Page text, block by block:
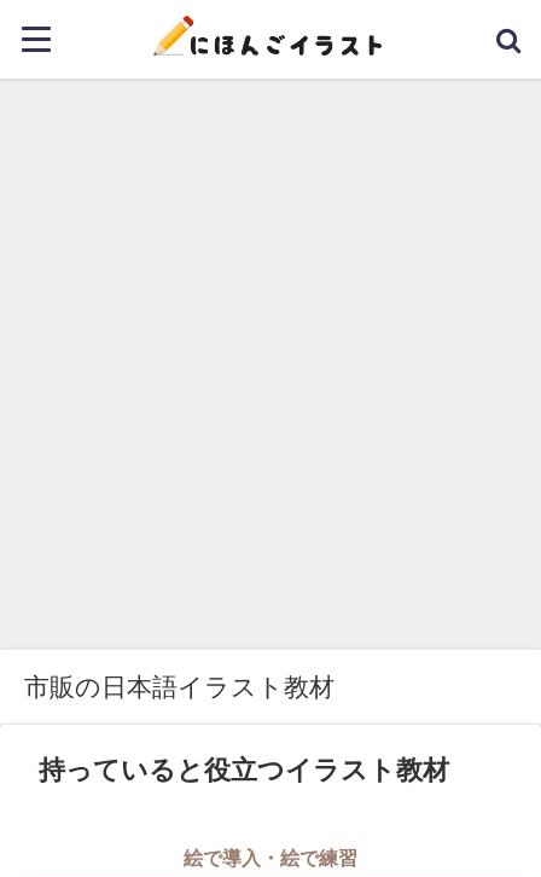
市販の日本語イラスト教材
持っていると役立つイラスト教材
絵で導入・絵で練習